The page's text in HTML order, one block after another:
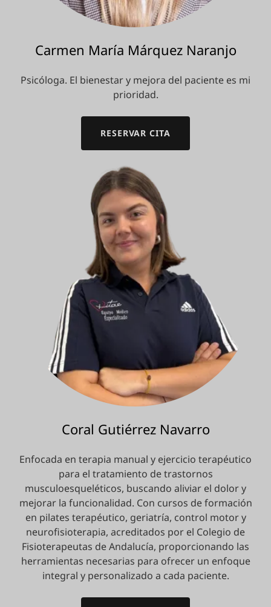
Carmen María Márquez Naranjo
Psicóloga. El bienestar y mejora del paciente es mi
prioridad.
RESERVAR CITA
Coral Gutiérrez Navarro
Enfocada en terapia manual y ejercicio terapéutico
para el tratamiento de trastornos
musculoesqueléticos, buscando aliviar el dolor y
mejorar la funcionalidad. Con cursos de formación
en pilates terapéutico, geriatría, control motor y
neurofisioterapia, acreditados por el Colegio de
Fisioterapeutas de Andalucía, proporcionando las
herramientas necesarias para ofrecer un enfoque
integral y personalizado a cada paciente.